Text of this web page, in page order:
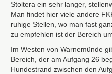
Stoltera ein sehr langer,
Man findet hier viele andere
ruhige Stellen, wo man fast
zu empfehlen ist der Bereich
Im Westen von Warnemünde
Bereich, der am Aufgang 26
Hundestrand zwischen den